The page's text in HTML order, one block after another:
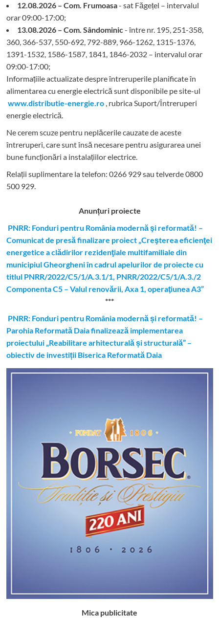
12.08.2026 – Com. Frumoasa- sat Făgețel – intervalul
orar 09:00-17:00;
13.08.2026 – Com. Sândominic- între nr. 195, 251-358,
360, 366-537, 550-692, 792-889, 966-1262, 1315-1376,
1391-1532, 1586-1587, 1841, 1846-2032 – intervalul orar
09:00-17:00;
Informațiile actualizate despre întreruperile planificate în
alimentarea cu energie electrică sunt disponibile pe site-ul
www.distributie-energie.ro , rubrica Suport/Întreruperi
energie electrică.
Ne cerem scuze pentru neplăcerile cauzate de aceste
întreruperi, care sunt însă necesare pentru asigurarea unei
bune funcționări a instalațiilor electrice.
Relații suplimentare la telefon: 0266 929 sau telverde 0800
500 929.
Anunțuri proiecte
PNRR: Fonduri pentru România modernă şi reformată! –
Comunicat de presă finalizare proiect „Creşterea eficienţei
energetice a clădirilor rezidenţiale multifamiliale din
municipiul Gheorgheni în cadrul apelurilor de proiecte cu
titlul PNRR/2022/C5/1/A.3.1/1, PNRR/2022/C5/1/A.3./2
Componenta C5 – Valul renovării, Axa 1, operaţiunea A3”
***
PNRR: Fonduri pentru România modernă și reformată! –
Parohia Reformată Daia finalizează implementarea
proiectului „Reabilitare arhitecturală și structurală” –
obiectiv de investiții Biserica Reformată Daia
Mica publicitate